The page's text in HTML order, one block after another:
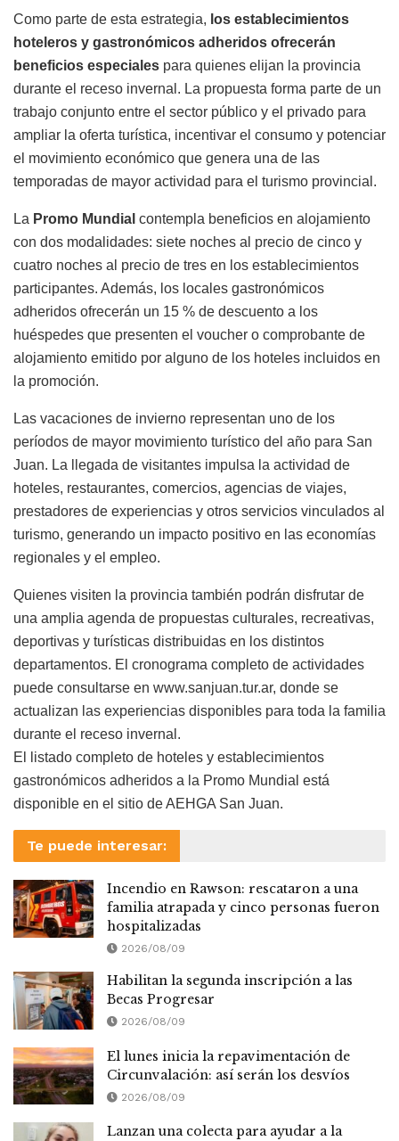
Como parte de esta estrategia, los establecimientos
hoteleros y gastronómicos adheridos ofrecerán
beneficios especiales para quienes elijan la provincia
durante el receso invernal. La propuesta forma parte de un
trabajo conjunto entre el sector público y el privado para
ampliar la oferta turística, incentivar el consumo y potenciar
el movimiento económico que genera una de las
temporadas de mayor actividad para el turismo provincial.
La Promo Mundial contempla beneficios en alojamiento
con dos modalidades: siete noches al precio de cinco y
cuatro noches al precio de tres en los establecimientos
participantes. Además, los locales gastronómicos
adheridos ofrecerán un 15 % de descuento a los
huéspedes que presenten el voucher o comprobante de
alojamiento emitido por alguno de los hoteles incluidos en
la promoción.
Las vacaciones de invierno representan uno de los
períodos de mayor movimiento turístico del año para San
Juan. La llegada de visitantes impulsa la actividad de
hoteles, restaurantes, comercios, agencias de viajes,
prestadores de experiencias y otros servicios vinculados al
turismo, generando un impacto positivo en las economías
regionales y el empleo.
Quienes visiten la provincia también podrán disfrutar de
una amplia agenda de propuestas culturales, recreativas,
deportivas y turísticas distribuidas en los distintos
departamentos. El cronograma completo de actividades
puede consultarse en www.sanjuan.tur.ar, donde se
actualizan las experiencias disponibles para toda la familia
durante el receso invernal.
El listado completo de hoteles y establecimientos
gastronómicos adheridos a la Promo Mundial está
disponible en el sitio de AEHGA San Juan.
Te puede interesar:
Incendio en Rawson: rescataron a una
familia atrapada y cinco personas fueron
hospitalizadas
2026/08/09
Habilitan la segunda inscripción a las
Becas Progresar
2026/08/09
El lunes inicia la repavimentación de
Circunvalación: así serán los desvíos
2026/08/09
Lanzan una colecta para ayudar a la